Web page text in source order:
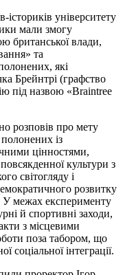
істориків університету
мали змогу
британської влади,
та
які
Брейнтрі (графство
під назвою «Braintree
розповів про мету
із
цінностями,
культури з
світогляду і
розвитку
У межах експерименту
й спортивні заходи,
з місцевими
поза табором, що
соціальної інтеграції.